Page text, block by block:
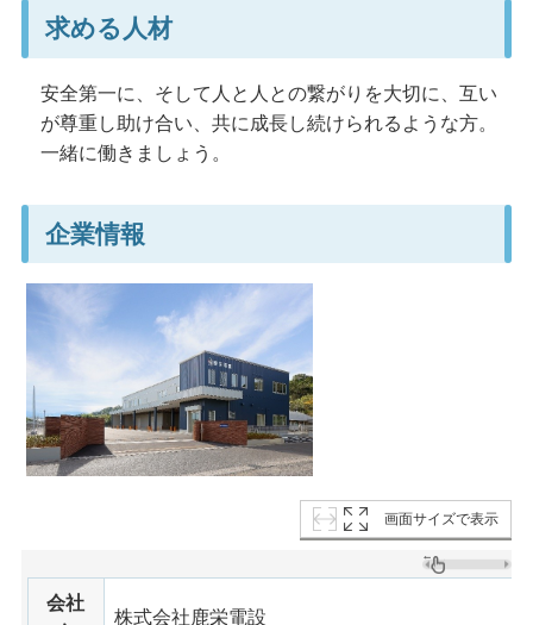
求める人材
安全第一に、そして人と人との繋がりを大切に、互い
が尊重し助け合い、共に成長し続けられるような方。
一緒に働きましょう。
企業情報
画面サイズで表示
会社
株式会社鹿栄電設